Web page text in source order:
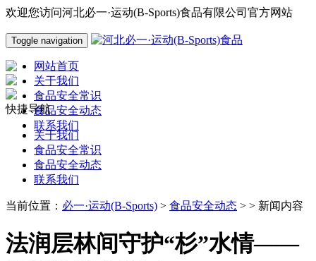
欢迎您访问河北必一·运动(B-Sports)食品有限公司官方网站
Toggle navigation
网站首页
关于我们
食品安全常识
食品安全动态
联系我们
快捷导航
关于我们
食品安全常识
食品安全动态
联系我们
当前位置： 必一·运动(B-Sports) > 食品安全动态 > > 新闻内容
法润层林间守护“杉”水情——